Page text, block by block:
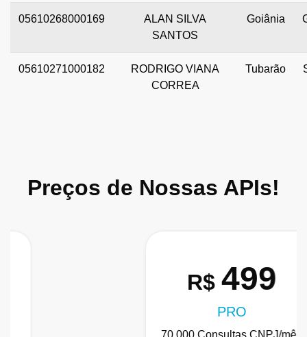
05610268000169
ALAN SILVA
SANTOS
Goiânia
05610271000182
RODRIGO VIANA
CORREA
Tubarão
Preços de Nossas APIs!
499
70.000 Consultas CNPJ/mês